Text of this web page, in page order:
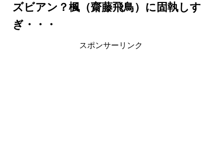
ズビアン？楓（齋藤飛鳥）に固執しす
ぎ・・・
スポンサーリンク